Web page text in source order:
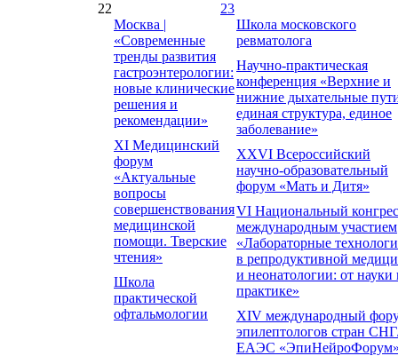
22
23
Москва |
«Современные
тренды развития
гастроэнтерологии:
новые клинические
решения и
рекомендации»
XI Медицинский
форум
«Актуальные
вопросы
совершенствования
медицинской
помощи. Тверские
чтения»
Школа
практической
офтальмологии
Школа московского
ревматолога
Научно-практическая
конференция «Верхние и
нижние дыхательные
единая структура, единое
заболевание»
XXVI Всероссийский
научно-образовательный
форум «Мать и Дитя»
VI Национальный
международным участием
«Лабораторные
в репродуктивной
и неонатологии: от науки
практике»
XIV международный
эпилептологов стран
ЕАЭС